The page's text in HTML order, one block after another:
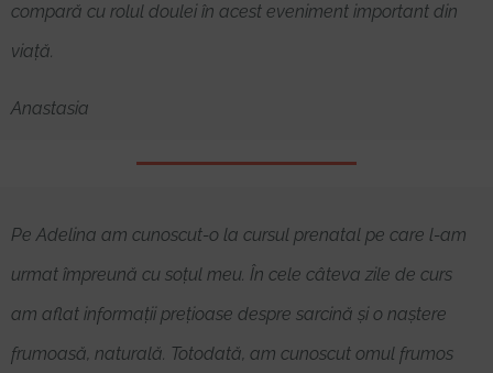
compară cu rolul doulei în acest eveniment important din
viață.
Anastasia
Pe Adelina am cunoscut-o la cursul prenatal pe care l-am
urmat împreună cu soțul meu. În cele câteva zile de curs
am aflat informații prețioase despre sarcină și o naștere
frumoasă, naturală. Totodată, am cunoscut omul frumos